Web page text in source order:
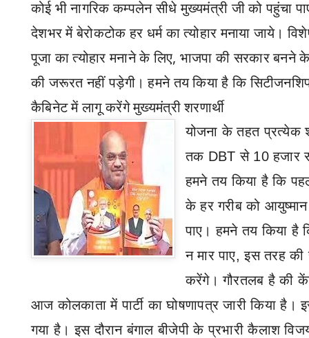
कोई भी नागरिक कम्पलेन सीधे मुख्यमंत्री जी को पहुंचा
देशभर में बेरोकटोक हर धर्म का त्योहार मनाया जाये।
पूजा का त्योहार मनाने के लिए, भाजपा की सरकार बनने
की जरूरत नहीं पड़ेगी। हमने तय किया है कि
कैबिनेट में लागू करेंगे मुख्यमंत्री शरणार्थी
योजना के तहत प्रत्येक
तक DBTसे 10 हजार
हमने तय किया है कि
के हर गरीब को
पाए। हमने तय किया है
न मार पाए,इस तरह की
करेंगे। गौरतलब है की
आज कोलकाता में पार्टी का घोषणापत्र जारी किया है।
गया है। इस दौरान बंगाल बीजेपी के प्रभारी कैलाश